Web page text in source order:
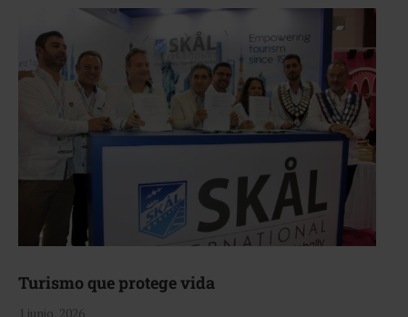
Turismo que protege vida
1 junio, 2026